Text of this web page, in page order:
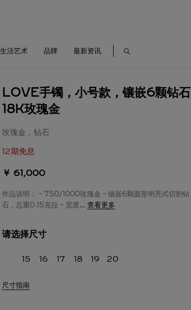
生活艺术 品牌 最新资讯
LOVE手镯，小号款，镶嵌6颗钻石
18K玫瑰金
玫瑰金，钻石
12期免息
￥ 61,000
作品说明： - 750/1000玫瑰金 - 镶嵌6颗圆形明亮式切割钻
石，总重0.15克拉 - 宽度... 查看更多
请选择尺寸
15 16 17 18 19 20
尺寸指南